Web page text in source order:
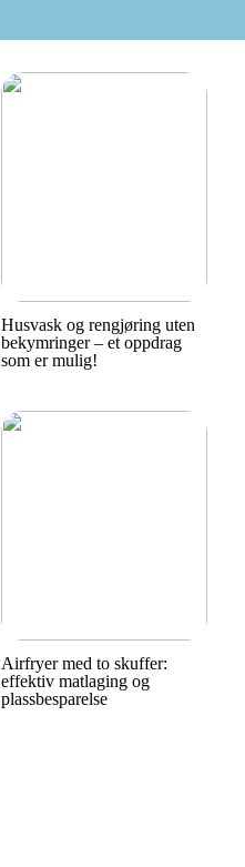
Husvask og rengjøring uten
bekymringer – et oppdrag
som er mulig!
Airfryer med to skuffer:
effektiv matlaging og
plassbesparelse